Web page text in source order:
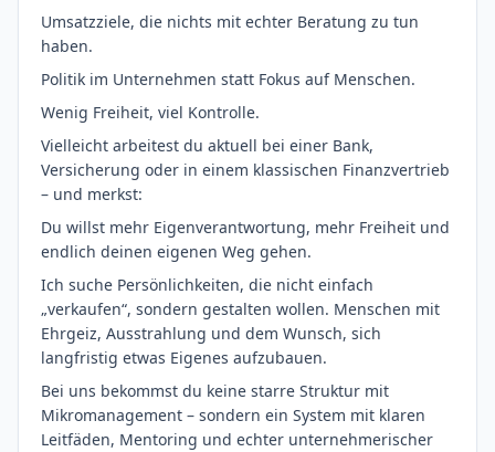
Umsatzziele, die nichts mit echter Beratung zu tun
haben.
Politik im Unternehmen statt Fokus auf Menschen.
Wenig Freiheit, viel Kontrolle.
Vielleicht arbeitest du aktuell bei einer Bank,
Versicherung oder in einem klassischen Finanzvertrieb
– und merkst:
Du willst mehr Eigenverantwortung, mehr Freiheit und
endlich deinen eigenen Weg gehen.
Ich suche Persönlichkeiten, die nicht einfach
„verkaufen“, sondern gestalten wollen. Menschen mit
Ehrgeiz, Ausstrahlung und dem Wunsch, sich
langfristig etwas Eigenes aufzubauen.
Bei uns bekommst du keine starre Struktur mit
Mikromanagement – sondern ein System mit klaren
Leitfäden, Mentoring und echter unternehmerischer